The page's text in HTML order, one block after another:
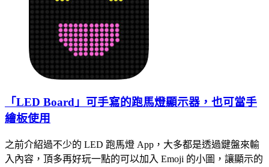
「LED Board」可手寫的跑馬燈顯示器，也可當手
繪板使用
之前介紹過不少的 LED 跑馬燈 App，大多都是透過鍵盤來輸
入內容，頂多再好玩一點的可以加入 Emoji 的小圖，讓顯示的